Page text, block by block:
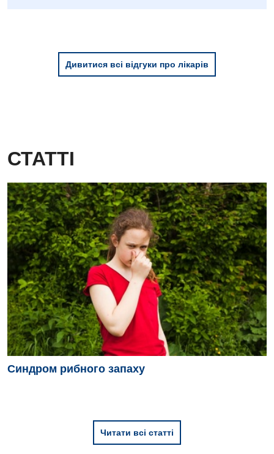
Дитяча неврологія
Дитяча урологія
Педіатрія
Дивитися всі відгуки про лікарів
СТАТТІ
Синдром рибного запаху
Читати всі статті